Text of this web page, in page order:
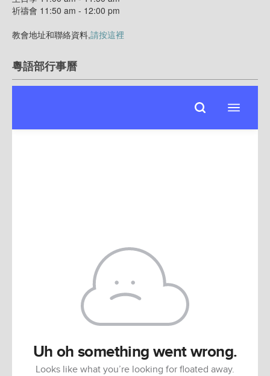
祈禱會 11:50 am - 12:00 pm
教會地址和聯絡資料,請按這裡
粵語部行事曆